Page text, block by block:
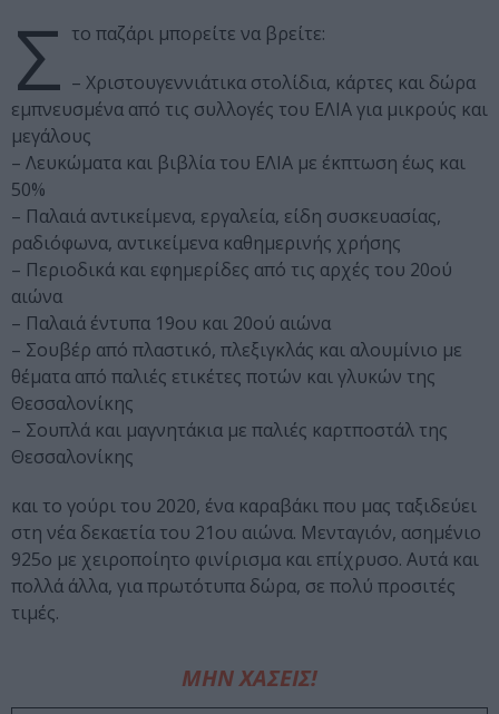
Σ το παζάρι μπορείτε να βρείτε:
– Χριστουγεννιάτικα στολίδια, κάρτες και δώρα
εμπνευσμένα από τις συλλογές του ΕΛΙΑ για μικρούς και
μεγάλους
– Λευκώματα και βιβλία του ΕΛΙΑ με έκπτωση έως και
50%
– Παλαιά αντικείμενα, εργαλεία, είδη συσκευασίας,
ραδιόφωνα, αντικείμενα καθημερινής χρήσης
– Περιοδικά και εφημερίδες από τις αρχές του 20ού
αιώνα
– Παλαιά έντυπα 19ου και 20ού αιώνα
– Σουβέρ από πλαστικό, πλεξιγκλάς και αλουμίνιο με
θέματα από παλιές ετικέτες ποτών και γλυκών της
Θεσσαλονίκης
– Σουπλά και μαγνητάκια με παλιές καρτποστάλ της
Θεσσαλονίκης
και το γούρι του 2020, ένα καραβάκι που μας ταξιδεύει
στη νέα δεκαετία του 21ου αιώνα. Μενταγιόν, ασημένιο
925ο με χειροποίητο φινίρισμα και επίχρυσο. Αυτά και
πολλά άλλα, για πρωτότυπα δώρα, σε πολύ προσιτές
τιμές.
ΜΗΝ ΧΑΣΕΙΣ!